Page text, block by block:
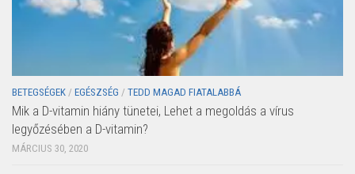
BETEGSÉGEK / EGÉSZSÉG / TEDD MAGAD FIATALABBÁ
Mik a D-vitamin hiány tünetei, Lehet a megoldás a vírus
legyőzésében a D-vitamin?
MÁRCIUS 30, 2020